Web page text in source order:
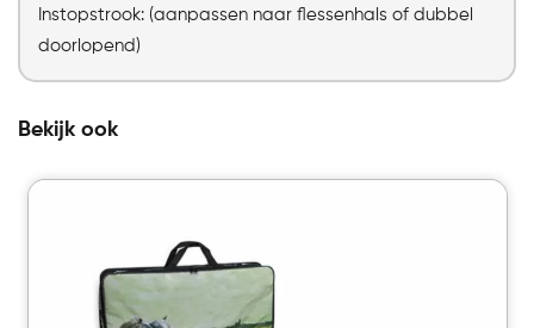
Instopstrook: (aanpassen naar flessenhals of dubbel
doorlopend)
Bekijk ook